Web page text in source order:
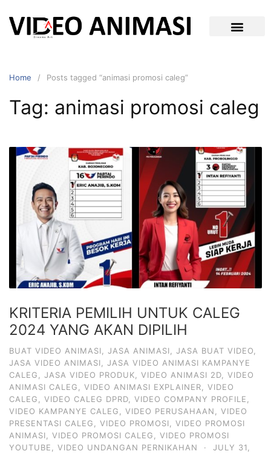
Home Posts tagged “animasi promosi caleg”
Tag: animasi promosi caleg
KRITERIA PEMILIH UNTUK CALEG
2024 YANG AKAN DIPILIH
BUAT VIDEO ANIMASI, JASA ANIMASI, JASA BUAT VIDEO,
JASA VIDEO ANIMASI, JASA VIDEO ANIMASI KAMPANYE
CALEG, JASA VIDEO PRODUK, VIDEO ANIMASI 2D, VIDEO
ANIMASI CALEG, VIDEO ANIMASI EXPLAINER, VIDEO
CALEG, VIDEO CALEG DPRD, VIDEO COMPANY PROFILE,
VIDEO KAMPANYE CALEG, VIDEO PERUSAHAAN, VIDEO
PRESENTASI CALEG, VIDEO PROMOSI, VIDEO PROMOSI
ANIMASI, VIDEO PROMOSI CALEG, VIDEO PROMOSI
YOUTUBE, VIDEO UNDANGAN PERNIKAHAN ·
JULY 31,